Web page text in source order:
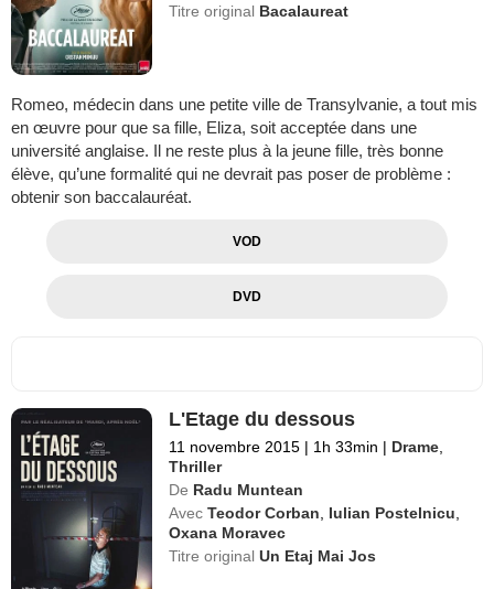
Titre original Bacalaureat
Romeo, médecin dans une petite ville de Transylvanie, a tout mis
en œuvre pour que sa fille, Eliza, soit acceptée dans une
université anglaise. Il ne reste plus à la jeune fille, très bonne
élève, qu’une formalité qui ne devrait pas poser de problème :
obtenir son baccalauréat.
VOD
DVD
L'Etage du dessous
11 novembre 2015 | 1h 33min | Drame
Thriller
De Radu Muntean
Avec Teodor Corban Iulian Postelnicu
Oxana Moravec
Titre originalUn Etaj Mai Jos